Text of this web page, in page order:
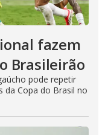
fazem
Brasileirão
pode repetir
da Copa do Brasil no